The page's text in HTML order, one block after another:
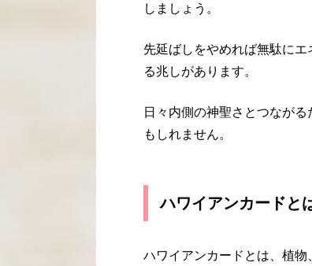
しましょう。
先延ばしをやめれば無駄に
る兆しがあります。
日々内側の神聖さとつなが
もしれません。
ハワイアンカードと
ハワイアンカードとは、植